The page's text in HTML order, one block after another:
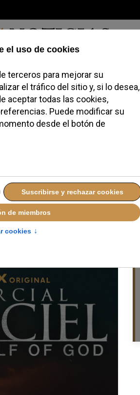
de 2026
Buscar #JovenesConFe Podcast
El lobo de
fundador